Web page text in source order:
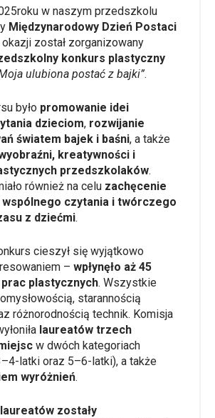
w naszym przedszkolu
Międzynarodowy Dzień Postaci
okazji został zorganizowany
konkurs plastyczny
ulubiona postać z bajki”.
było promowanie idei
dzieciom, rozwijanie
światem bajek i baśni, a także
kreatywności i
przedszkolaków.
również na celu zachęcenie
czytania i twórczego
z dziećmi.
cieszył się wyjątkowo
– wpłynęło aż 45
prac plastycznych. Wszystkie
starannością
różnorodnością technik. Komisja
laureatów trzech
w dwóch kategoriach
latki oraz 5–6-latki), a także
wyróżnień.
zostały